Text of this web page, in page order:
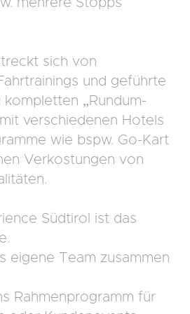
mehrere Stopps
sich von
und geführte
kompletten „Rundum-
verschiedenen Hotels
wie bspw. Go-Kart
Verkostungen von
Südtirol ist das
eigene Team zusammen
Rahmenprogramm für